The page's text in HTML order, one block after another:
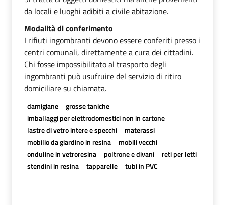
da locali e luoghi adibiti a civile abitazione.
Modalità di conferimento
I rifiuti ingombranti devono essere conferiti presso i
centri comunali, direttamente a cura dei cittadini.
Chi fosse impossibilitato al trasporto degli
ingombranti può usufruire del servizio di ritiro
domiciliare su chiamata.
damigiane
grosse taniche
imballaggi per elettrodomestici non in cartone
lastre di vetro intere e specchi
materassi
mobilio da giardino in resina
mobili vecchi
onduline in vetroresina
poltrone e divani
reti per letti
stendini in resina
tapparelle tubi in PVC